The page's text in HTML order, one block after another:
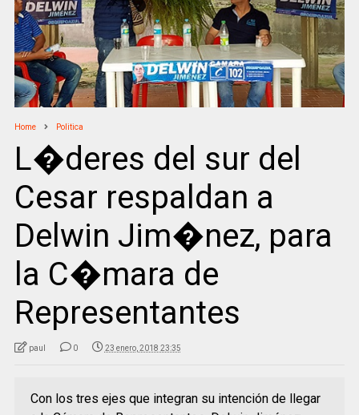
Home Politica
L�deres del sur del
Cesar respaldan a
Delwin Jim�nez, para
la C�mara de
Representantes
paul 0 23 enero, 2018 23:35
Con los tres ejes que integran su intención de llegar